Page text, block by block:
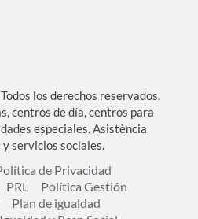
los derechos reservados.
centros de día, centros para
especiales. Asistència
servicios sociales.
de Privacidad
PRL
Política Gestión
Plan de igualdad